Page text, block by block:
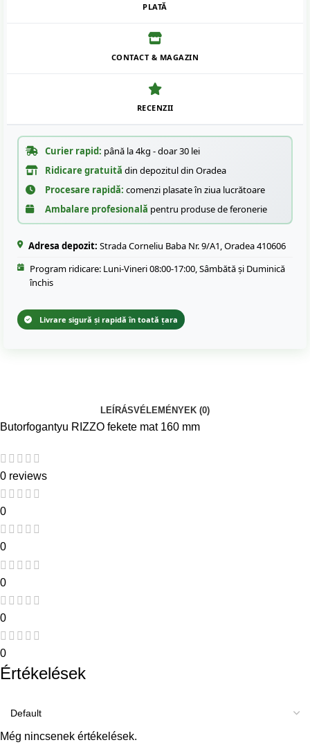
PLATĂ
CONTACT & MAGAZIN
RECENZII
Curier rapid: până la 4kg - doar 30 lei
Ridicare gratuită din depozitul din Oradea
Procesare rapidă: comenzi plasate în ziua lucrătoare
Ambalare profesională pentru produse de feronerie
Adresa depozit: Strada Corneliu Baba Nr. 9/A1, Oradea 410606
Program ridicare: Luni-Vineri 08:00-17:00, Sâmbătă și Duminică
închis
Livrare sigură și rapidă în toată țara
LEÍRÁSVÉLEMÉNYEK (0)
Butorfogantyu RIZZO fekete mat 160 mm
0 reviews
0
0
0
0
0
Értékelések
Még nincsenek értékelések.